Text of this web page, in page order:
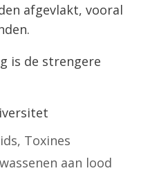
afgevlakt, vooral
is de strengere
, Toxines
aan lood